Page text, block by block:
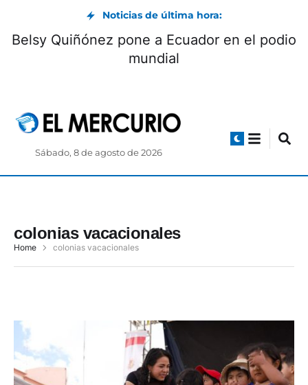
Noticias de última hora:
Belsy Quiñónez pone a Ecuador en el podio
mundial
Sábado, 8 de agosto de 2026
colonias vacacionales
Home colonias vacacionales